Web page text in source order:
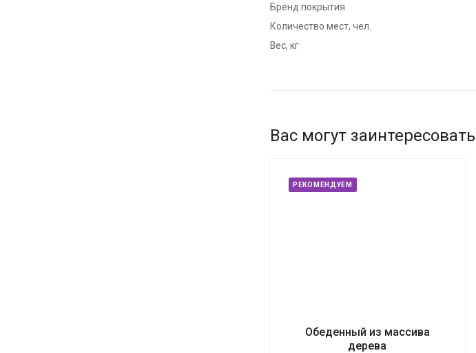
Бренд покрытия
Количество мест, чел.
Вес, кг
Вас могут заинтересовать
РЕКОМЕНДУЕМ
Обеденный из массива
дерева